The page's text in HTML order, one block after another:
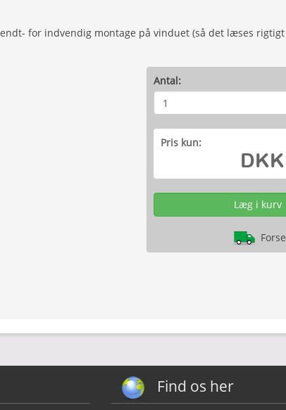
for indvendig montage på vinduet (så det læses
Antal:
Pris kun:
Find os her